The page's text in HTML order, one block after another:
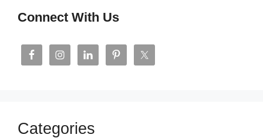
Connect With Us
Categories